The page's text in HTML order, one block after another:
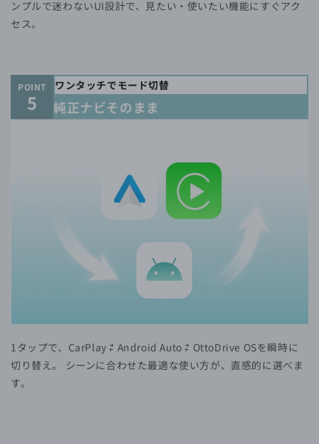
ンプルで迷わないUI設計で、見たい・使いたい機能にすぐアク
セス。
POINT
5
ワンタッチでモード切替
純正ナビそのまま
1タップで、CarPlay ⇄ Android Auto ⇄ OttoDrive OSを瞬時に
切り替え。 シーンに合わせた最適な使い方が、直感的に選べま
す。